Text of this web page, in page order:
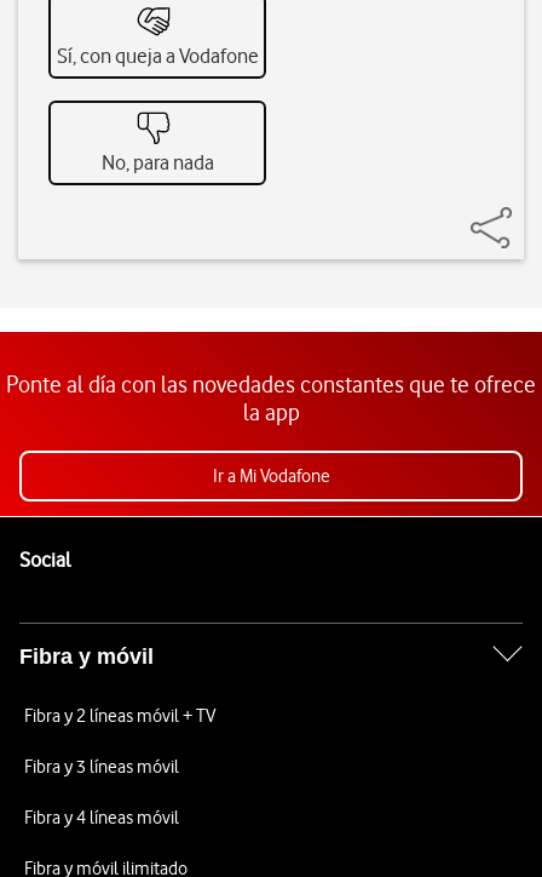
Sí, con queja a Vodafone
No, para nada
Ponte al día con las novedades constantes que te ofrece
la app
Ir a Mi Vodafone
SocialEnlaces a las redes sociales de Vodafone
Fibra y móvil
Fibra y 2 líneas móvil + TV
Fibra y 3 líneas móvil
Fibra y 4 líneas móvil
Fibra y móvil ilimitado